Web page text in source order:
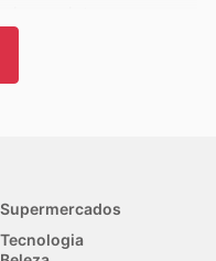
ao adquirir
valores reduzidos.
cosméticos,
gama de outros
de consumo
Supermercados
Tecnologia